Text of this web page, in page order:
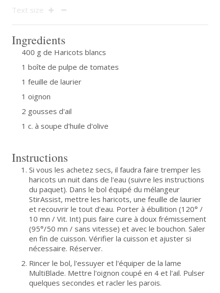
Text size
Ingredients
400 g de Haricots blancs
1 boîte de pulpe de tomates
1 feuille de laurier
1 oignon
2 gousses d'ail
1 c. à soupe d'huile d'olive
Instructions
Si vous les achetez secs, il faudra faire tremper les
haricots un nuit dans de l'eau (suivre les instructions
du paquet). Dans le bol équipé du mélangeur
StirAssist, mettre les haricots, une feuille de laurier
et recouvrir le tout d'eau. Porter à ébullition (120° /
10 mn / Vit. Int) puis faire cuire à doux frémissement
(95°/50 mn / sans vitesse) et avec le bouchon. Saler
en fin de cuisson. Vérifier la cuisson et ajuster si
nécessaire. Réserver.
Rincer le bol, l'essuyer et l'équiper de la lame
MultiBlade. Mettre l'oignon coupé en 4 et l'ail. Pulser
quelques secondes et racler les parois.